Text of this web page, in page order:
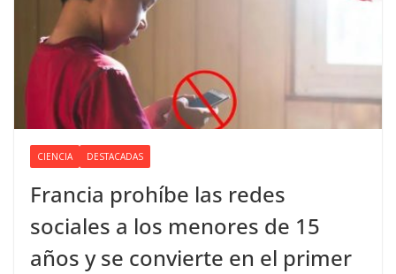
CIENCIA DESTACADAS
Francia prohíbe las redes
sociales a los menores de 15
años y se convierte en el primer